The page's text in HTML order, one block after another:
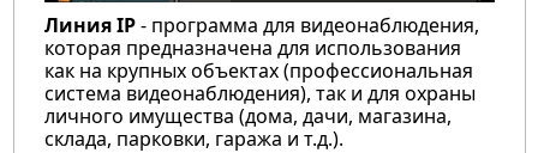
Линия IP- программа для видеонаблюдения,
которая предназначена для использования
как на крупных объектах (профессиональная
система видеонаблюдения), так и для охраны
личного имущества (дома, дачи, магазина,
склада, парковки, гаража и т.д.).